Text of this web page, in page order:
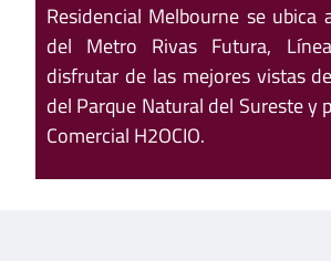
Residencial Melbourne se
del Metro Rivas Futura,
disfrutar de las mejores vistas
del Parque Natural del Sureste y
Comercial H2OCIO.